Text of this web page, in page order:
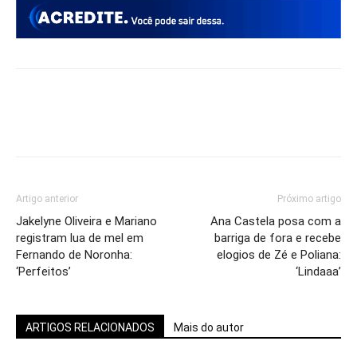
Artigo anterior
Jakelyne Oliveira e Mariano
registram lua de mel em
Fernando de Noronha:
‘Perfeitos’
Próximo artigo
Ana Castela posa com a
barriga de fora e recebe
elogios de Zé e Poliana:
‘Lindaaa’
ARTIGOS RELACIONADOS Mais do autor